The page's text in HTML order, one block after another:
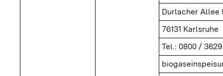
Durlacher Allee
76131 Karlsruhe
Tel.: 0800 /